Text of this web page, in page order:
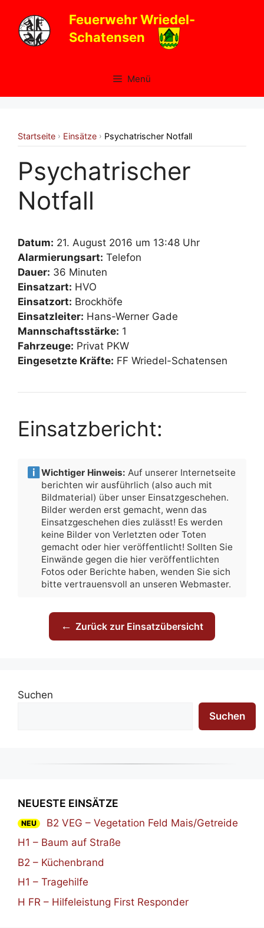
Inhalt
springen
Feuerwehr Wriedel-
Schatensen
Menü
Startseite › Einsätze › Psychatrischer Notfall
Psychatrischer
Notfall
Datum: 21. August 2016 um 13:48 Uhr
Alarmierungsart: Telefon
Dauer: 36 Minuten
Einsatzart: HVO
Einsatzort: Brockhöfe
Einsatzleiter: Hans-Werner Gade
Mannschaftsstärke: 1
Fahrzeuge: Privat PKW
Eingesetzte Kräfte: FF Wriedel-Schatensen
Einsatzbericht:
Wichtiger Hinweis: Auf unserer Internetseite
berichten wir ausführlich (also auch mit
Bildmaterial) über unser Einsatzgeschehen.
Bilder werden erst gemacht, wenn das
Einsatzgeschehen dies zulässt! Es werden
keine Bilder von Verletzten oder Toten
gemacht oder hier veröffentlicht! Sollten Sie
Einwände gegen die hier veröffentlichten
Fotos oder Berichte haben, wenden Sie sich
bitte vertrauensvoll an unseren Webmaster.
← Zurück zur Einsatzübersicht
Suchen
Suchen
NEUESTE EINSÄTZE
NEU
B2 VEG – Vegetation Feld Mais/Getreide
H1 – Baum auf Straße
B2 – Küchenbrand
H1 – Tragehilfe
H FR – Hilfeleistung First Responder